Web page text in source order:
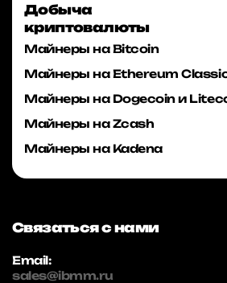
Добыча
криптовалюты
Майнеры на Bitcoin
Майнеры на Ethereum
Майнеры на Dogecoin и
Майнеры на Zcash
Майнеры на Kadena
Связаться с нами
Email:
sales@ibmm.ru